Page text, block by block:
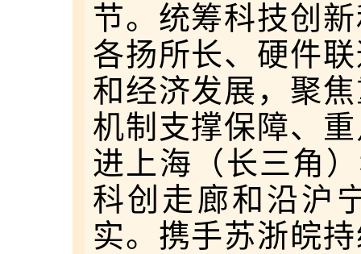
节。统筹科技创
各扬所长、硬件
和经济发展，聚
机制支撑保障、
进上海（长三角
科创走廊和沿沪
实。携手苏浙皖